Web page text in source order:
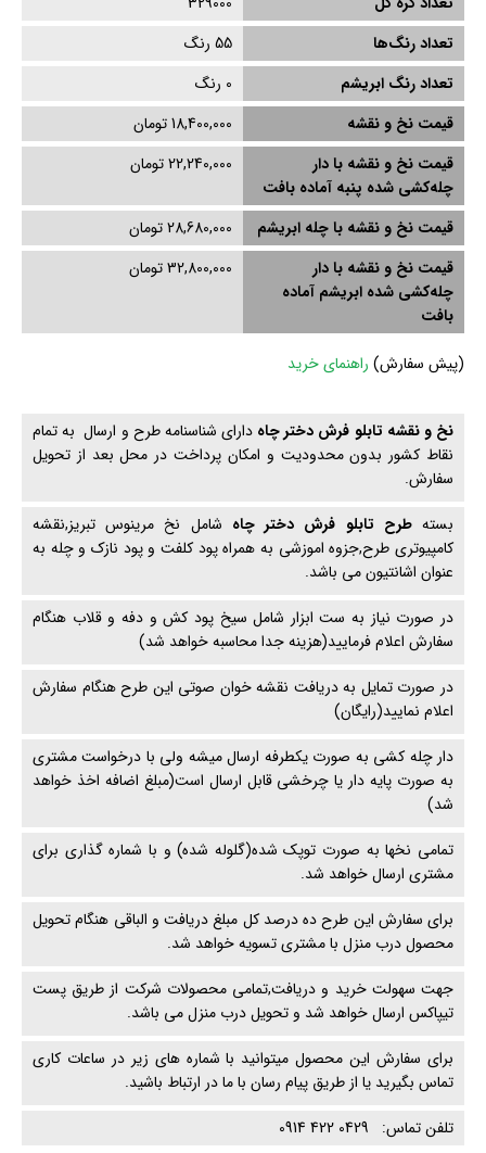
تعداد رنگ‌ها
55 رنگ
تعداد رنگ ابریشم
0 رنگ
قیمت نخ و نقشه
18,400,000 تومان
قیمت نخ و نقشه با دار
چله‌کشی‌ شده پنبه آماده بافت
22,240,000 تومان
قیمت نخ و نقشه با چله ابریشم
28,680,000 تومان
قیمت نخ و نقشه با دار
چله‌کشی‌ شده ابریشم آماده
بافت
32,800,000 تومان
(پیش سفارش) راهنمای خرید
نخ و نقشه تابلو فرش دختر چاه دارای شناسنامه طرح و ارسال به تمام
نقاط کشور بدون محدودیت و امکان پرداخت در محل بعد از تحویل
سفارش.
بستهطرح تابلو فرش دختر چاه شامل نخ مرینوس تبریز,نقشه
کامپیوتری طرح,جزوه اموزشی به همراه پود کلفت و پود نازک و چله به
عنوان اشانتیون می باشد.
در صورت نیاز به ست ابزار شامل سیخ پود کش و دفه و قلاب هنگام
سفارش اعلام فرمایید(هزینه جدا محاسبه خواهد شد)
در صورت تمایل به دریافت نقشه خوان صوتی این طرح هنگام سفارش
اعلام نمایید(رایگان)
دار چله کشی به صورت یکطرفه ارسال میشه ولی با درخواست مشتری
به صورت پایه دار یا چرخشی قابل ارسال است(مبلغ اضافه اخذ خواهد
شد)
تمامی نخها به صورت توپک شده(گلوله شده) و با شماره گذاری برای
مشتری ارسال خواهد شد.
برای سفارش این طرح ده درصد کل مبلغ دریافت و الباقی هنگام تحویل
محصول درب منزل با مشتری تسویه خواهد شد.
جهت سهولت خرید و دریافت,تمامی محصولات شرکت از طریق پست
تیپاکس ارسال خواهد شد و تحویل درب منزل می باشد.
برای سفارش این محصول میتوانید با شماره های زیر در ساعات کاری
تماس بگیرید یا از طریق پیام رسان با ما در ارتباط باشید.
تلفن تماس: 0429 422 0914